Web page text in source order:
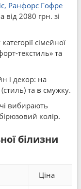
Ранфорс Гофре
від 2080 грн. зі
сімейної
текстиль» та
і декор: на
та в смужку.
вибирають
колір.
білизни
Ціна